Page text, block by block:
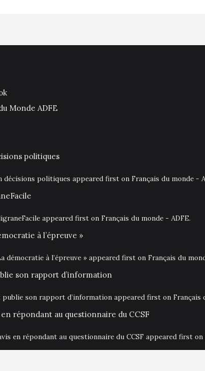
Monde ADFE
politiques
politiques appeared first on Français du monde -
appeared first on Français du monde - ADFE.
à l’épreuve »
démocratie à l’épreuve » appeared first on Français du
son rapport d’information
son rapport d’information appeared first on Français
répondant au questionnaire du CCSF
en répondant au questionnaire du CCSF appeared first on